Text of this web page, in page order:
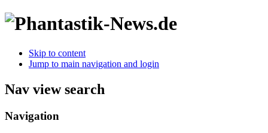
Skip to content
Jump to main navigation and login
Nav view search
Navigation